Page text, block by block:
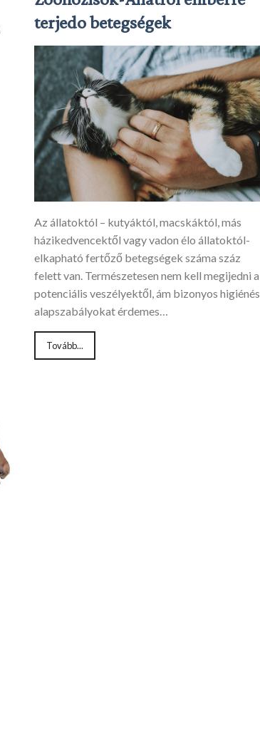
terjedo betegségek
Az állatoktól – kutyáktól, macskáktól, más
házikedvencektől vagy vadon élo állatoktól-
elkapható fertőző betegségek száma száz
felett van. Természetesen nem kell megijedni a
potenciális veszélyektől, ám bizonyos higiénés
alapszabályokat érdemes…
Tovább...